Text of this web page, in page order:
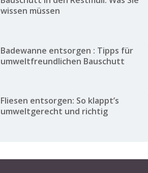
wissen müssen
Badewanne entsorgen : Tipps für
umweltfreundlichen Bauschutt
Fliesen entsorgen: So klappt’s
umweltgerecht und richtig